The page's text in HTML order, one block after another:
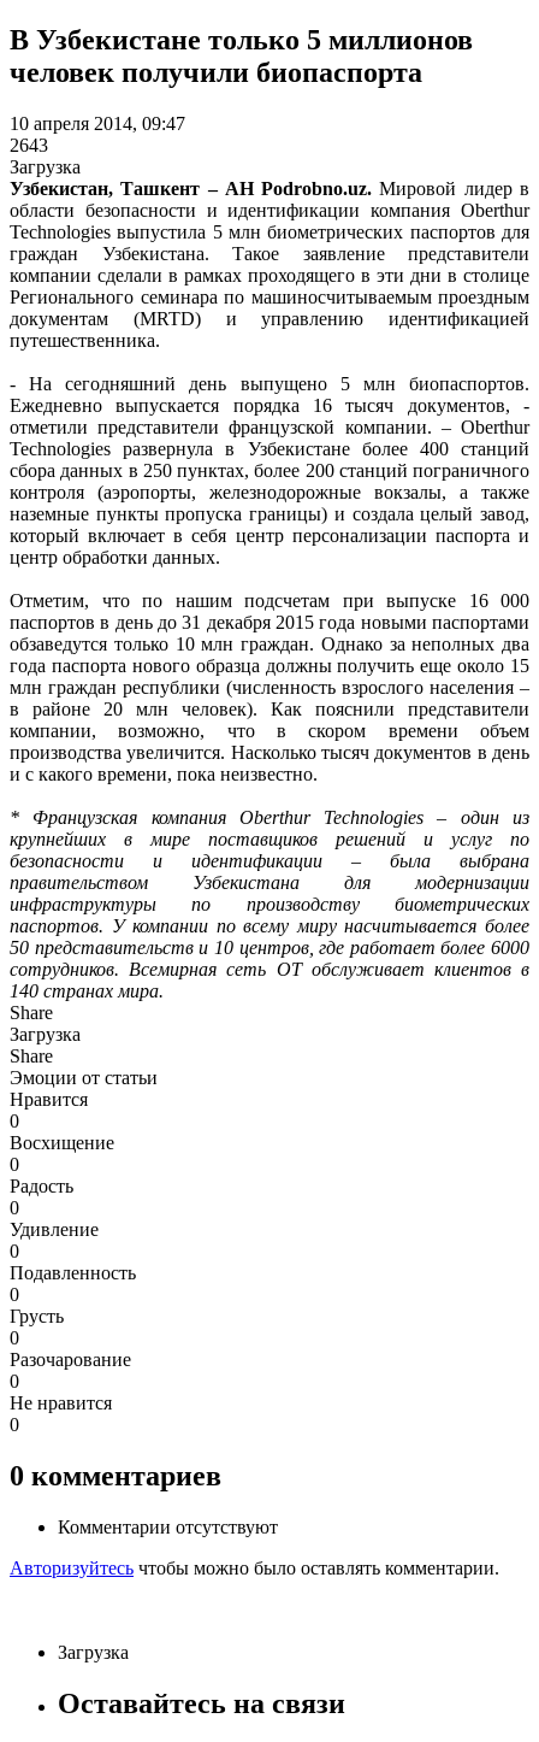
В Узбекистане только 5 миллионов
человек получили биопаспорта
10 апреля 2014, 09:47
2643
Загрузка
Узбекистан, Ташкент – АН Podrobno.uz. Мировой лидер в
области безопасности и идентификации компания Oberthur
Technologies выпустила 5 млн биометрических паспортов для
граждан Узбекистана. Такое заявление представители
компании сделали в рамках проходящего в эти дни в столице
Регионального семинара по машиносчитываемым проездным
документам (MRTD) и управлению идентификацией
путешественника.
- На сегодняшний день выпущено 5 млн биопаспортов.
Ежедневно выпускается порядка 16 тысяч документов, -
отметили представители французской компании. – Oberthur
Technologies развернула в Узбекистане более 400 станций
сбора данных в 250 пунктах, более 200 станций пограничного
контроля (аэропорты, железнодорожные вокзалы, а также
наземные пункты пропуска границы) и создала целый завод,
который включает в себя центр персонализации паспорта и
центр обработки данных.
Отметим, что по нашим подсчетам при выпуске 16 000
паспортов в день до 31 декабря 2015 года новыми паспортами
обзаведутся только 10 млн граждан. Однако за неполных два
года паспорта нового образца должны получить еще около 15
млн граждан республики (численность взрослого населения –
в районе 20 млн человек). Как пояснили представители
компании, возможно, что в скором времени объем
производства увеличится. Насколько тысяч документов в день
и с какого времени, пока неизвестно.
* Французская компания Oberthur Technologies – один из
крупнейших в мире поставщиков решений и услуг по
безопасности и идентификации – была выбрана
правительством Узбекистана для модернизации
инфраструктуры по производству биометрических
паспортов. У компании по всему миру насчитывается более
50 представительств и 10 центров, где работает более 6000
сотрудников. Всемирная сеть OT обслуживает клиентов в
140 странах мира.
Share
Загрузка
Share
Эмоции от статьи
Нравится
0
Восхищение
0
Радость
0
Удивление
0
Подавленность
0
Грусть
0
Разочарование
0
Не нравится
0
0 комментариев
Комментарии отсутствуют
Авторизуйтесь чтобы можно было оставлять комментарии.
Загрузка
Оставайтесь на связи